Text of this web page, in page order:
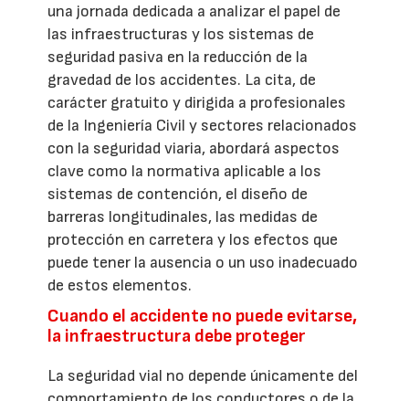
una jornada dedicada a analizar el papel de
las infraestructuras y los sistemas de
seguridad pasiva en la reducción de la
gravedad de los accidentes. La cita, de
carácter gratuito y dirigida a profesionales
de la Ingeniería Civil y sectores relacionados
con la seguridad viaria, abordará aspectos
clave como la normativa aplicable a los
sistemas de contención, el diseño de
barreras longitudinales, las medidas de
protección en carretera y los efectos que
puede tener la ausencia o un uso inadecuado
de estos elementos.
Cuando el accidente no puede evitarse,
la infraestructura debe proteger
La seguridad vial no depende únicamente del